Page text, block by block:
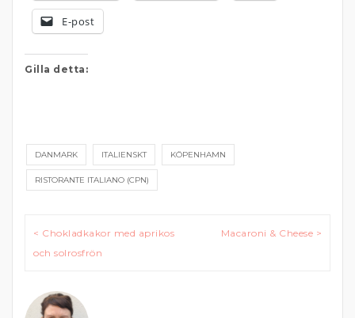
E-post
Gilla detta:
DANMARK ITALIENSKT KÖPENHAMN
RISTORANTE ITALIANO (CPN)
Inläggsnavigering
< Chokladkakor med aprikos
och solrosfrön
Macaroni & Cheese >